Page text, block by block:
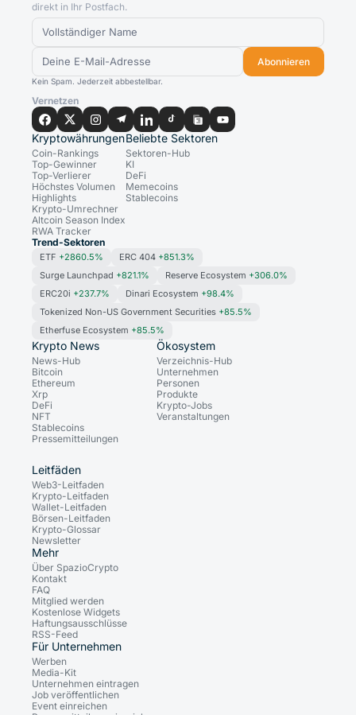
direkt in Ihr Postfach.
Abonnieren
Kein Spam. Jederzeit abbestellbar.
Vernetzen
Kryptowährungen
Coin-Rankings
Top-Gewinner
Top-Verlierer
Höchstes Volumen
Highlights
Krypto-Umrechner
Altcoin Season Index
RWA Tracker
Beliebte Sektoren
Sektoren-Hub
KI
DeFi
Memecoins
Stablecoins
Trend-Sektoren
ETF +2860.5% ERC 404 +851.3%
Surge Launchpad +821.1% Reserve Ecosystem +306.0%
ERC20i +237.7% Dinari Ecosystem +98.4%
Tokenized Non-US Government Securities +85.5%
Etherfuse Ecosystem +85.5%
Krypto News
News-Hub
Bitcoin
Ethereum
Xrp
DeFi
NFT
Stablecoins
Pressemitteilungen
Ökosystem
Verzeichnis-Hub
Unternehmen
Personen
Produkte
Krypto-Jobs
Veranstaltungen
Leitfäden
Web3-Leitfaden
Krypto-Leitfaden
Wallet-Leitfaden
Börsen-Leitfaden
Krypto-Glossar
Newsletter
Mehr
Über SpazioCrypto
Kontakt
FAQ
Mitglied werden
Kostenlose Widgets
Haftungsausschlüsse
RSS-Feed
Für Unternehmen
Werben
Media-Kit
Unternehmen eintragen
Job veröffentlichen
Event einreichen